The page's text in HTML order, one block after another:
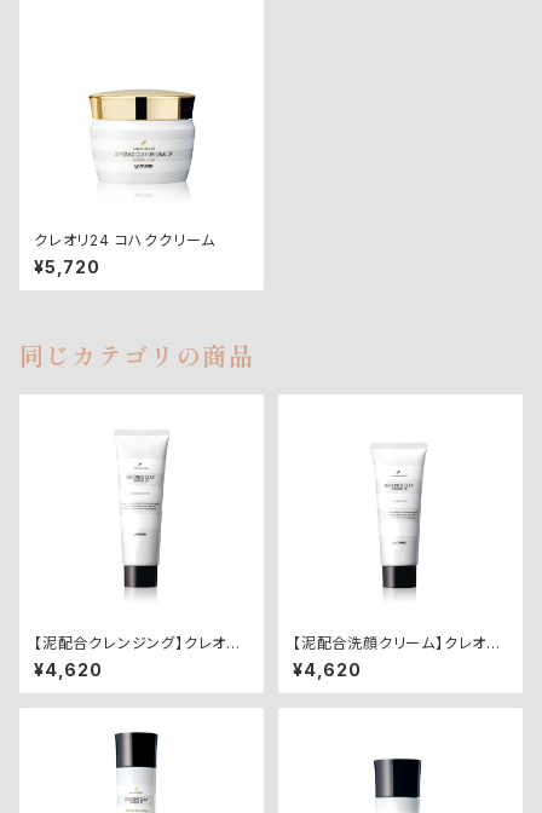
クレオリ24 コハククリーム
¥5,720
同じカテゴリの商品
【泥配合クレンジング】クレオリ2
4クレンジングクリーム
¥4,620
【泥配合洗顔クリーム】クレオリ
24 フェイシャルクリーム
¥4,620